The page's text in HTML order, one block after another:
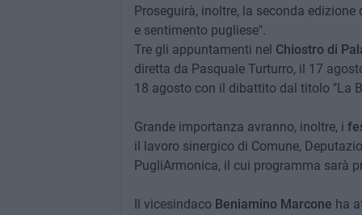
Proseguirà, inoltre, la seconda
e sentimento pugliese".
Tre gli appuntamenti nel Chiostro di
diretta da Pasquale Turturro, il 17
18 agosto con il dibattito dal titolo "La
Grande importanza avranno, inoltre, i
il lavoro sinergico di Comune,
PugliArmonica, il cui programma sarà
Il vicesindaco Beniamino Marcone ha